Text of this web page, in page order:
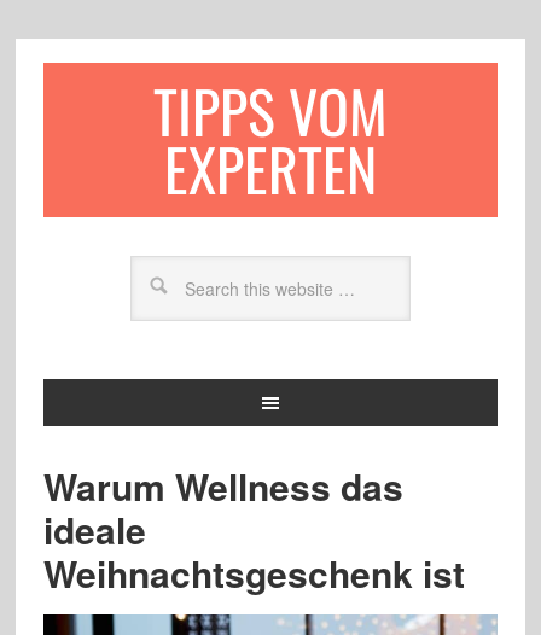
TIPPS VOM
EXPERTEN
Warum Wellness das
ideale
Weihnachtsgeschenk ist